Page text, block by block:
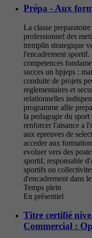
Prépa - Aux
La classe
professionnel des
tremplin strategique
l'encadrement
competences
succes un bpjeps :
conduite de projets
reglementaires et
relationnelles
programme allie
la pedagogie du
renforcer l'aisance a
aux epreuves de
acceder aux
evoluer vers des
sportif, responsable
sportifs ou
d'encadrement dans
Temps plein
En présentiel
Titre certifié
Commercial :